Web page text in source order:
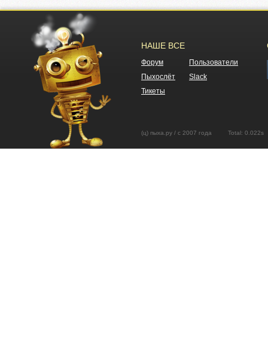
НАШЕ ВСЕ
Форум
Пользователи
Пыхослёт
Slack
Тикеты
(ц) пыха.ру / с 2007 года Total: